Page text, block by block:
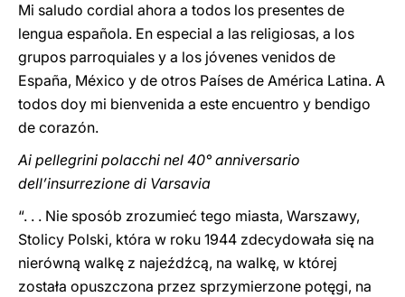
Mi saludo cordial ahora a todos los presentes de
lengua española. En especial a las religiosas, a los
grupos parroquiales y a los jóvenes venidos de
España, México y de otros Países de América Latina. A
todos doy mi bienvenida a este encuentro y bendigo
de corazón.
Ai pellegrini polacchi nel 40° anniversario
dell’insurrezione di Varsavia
“. . . Nie sposób zrozumieć tego miasta, Warszawy,
Stolicy Polski, która w roku 1944 zdecydowała się na
nierówną walkę z najeźdźcą, na walkę, w której
została opuszczona przez sprzymierzone potęgi, na